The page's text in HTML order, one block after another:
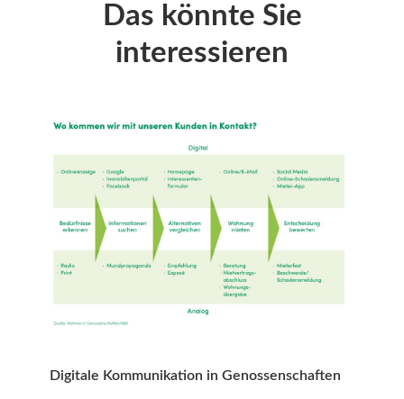
Das könnte Sie
interessieren
Digitale Kommunikation in Genossenschaften